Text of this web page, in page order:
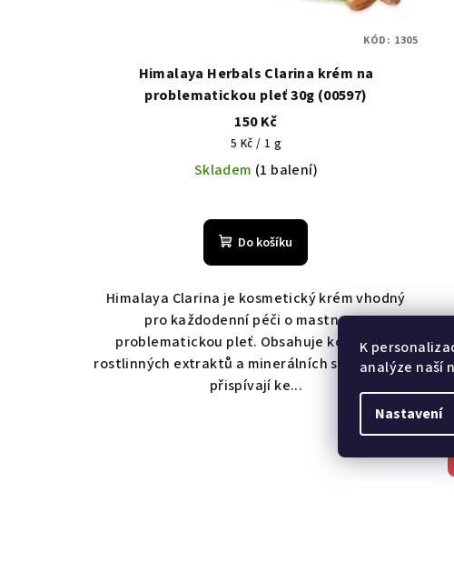
K
analýze naší
Nastavení
Himalaya Herbals Clarina krém na
problematickou pleť 30g (00597)
150 Kč
Měrná
cena:
5 Kč / 1 g
Skladem (1 balení)
Do košíku
Himalaya Clarina je kosmetický krém vhodný
pro každodenní péči o mastnou a
problematickou pleť. Obsahuje kombinaci
rostlinných extraktů a minerálních složek, které
přispívají ke...
KÓD: 1305